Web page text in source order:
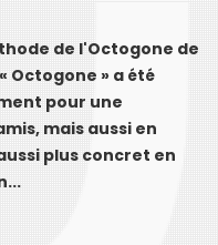
de l'Octogone de
Octogone » a été
pour une
mais aussi en
plus concret en